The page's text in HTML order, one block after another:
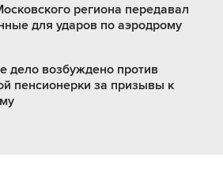
региона передавал
для ударов по аэродрому
дело возбуждено против
пенсионерки за призывы к